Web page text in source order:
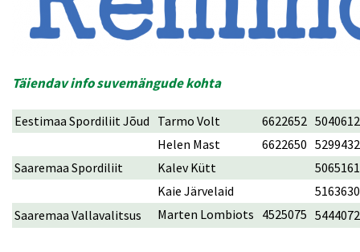
Täiendav info suvemängude kohta
Eestimaa Spordiliit Jõud Tarmo Volt 6622652 5040612
Helen Mast
6622650 5299432
Saaremaa Spordiliit
Kalev Kütt
5065161
Kaie Järvelaid
5163630
Saaremaa Vallavalitsus
Marten Lombiots 4525075